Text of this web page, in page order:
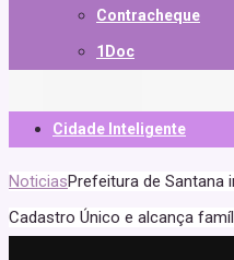
Contracheque
1Doc
Cidade Inteligente
NoticiasPrefeitura de Santana
Cadastro Único e alcança